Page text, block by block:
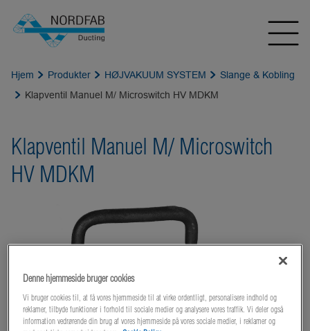
Hjem Produkter HØJVAKUUM SYSTEM
Slange & Kobling
Klapventil Manuel M/ Microswitch HV MDKM
Klapventil Manuel M/ Microswitch
HV MDKM
Denne hjemmeside bruger cookies
Vi bruger cookies til, at få vores hjemmeside til at virke ordentligt, personalisere indhold og
reklamer, tilbyde funktioner i forhold til sociale medier og analysere vores traffik. Vi deler også
information vedrørende din brug af vores hjemmeside på vores sociale medier, i reklamer og